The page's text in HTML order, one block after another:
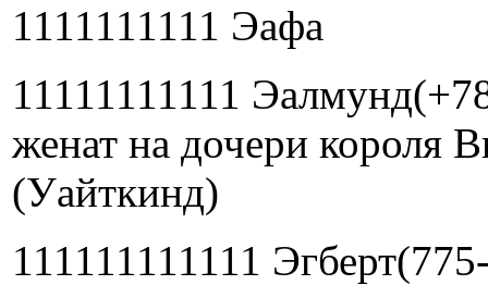
1111111111 Эафа
11111111111
женат на дочери короля
(Уайткинд)
111111111111